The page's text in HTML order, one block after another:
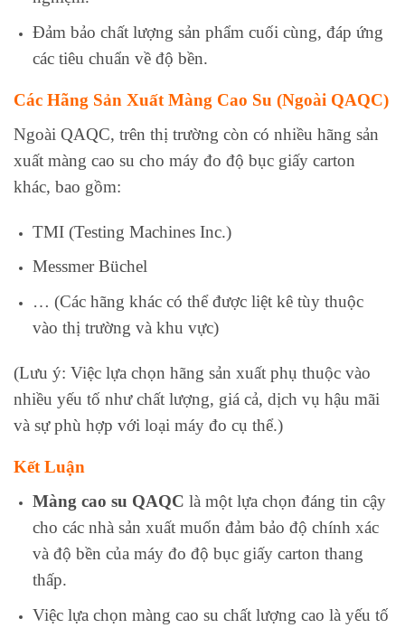
Đảm bảo chất lượng sản phẩm cuối cùng, đáp ứng
các tiêu chuẩn về độ bền.
Các Hãng Sản Xuất Màng Cao Su (Ngoài QAQC)
Ngoài QAQC, trên thị trường còn có nhiều hãng sản
xuất màng cao su cho máy đo độ bục giấy carton
khác, bao gồm:
TMI (Testing Machines Inc.)
Messmer Büchel
… (Các hãng khác có thể được liệt kê tùy thuộc
vào thị trường và khu vực)
(Lưu ý: Việc lựa chọn hãng sản xuất phụ thuộc vào
nhiều yếu tố như chất lượng, giá cả, dịch vụ hậu mãi
và sự phù hợp với loại máy đo cụ thể.)
Kết Luận
Màng cao su QAQC là một lựa chọn đáng tin cậy
cho các nhà sản xuất muốn đảm bảo độ chính xác
và độ bền của máy đo độ bục giấy carton thang
thấp.
Việc lựa chọn màng cao su chất lượng cao là yếu tố